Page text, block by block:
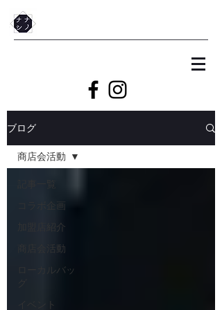
ブログ
コラボ企画
加盟店紹介
商店会活動
ローカルバッ
イベント
商店会活動